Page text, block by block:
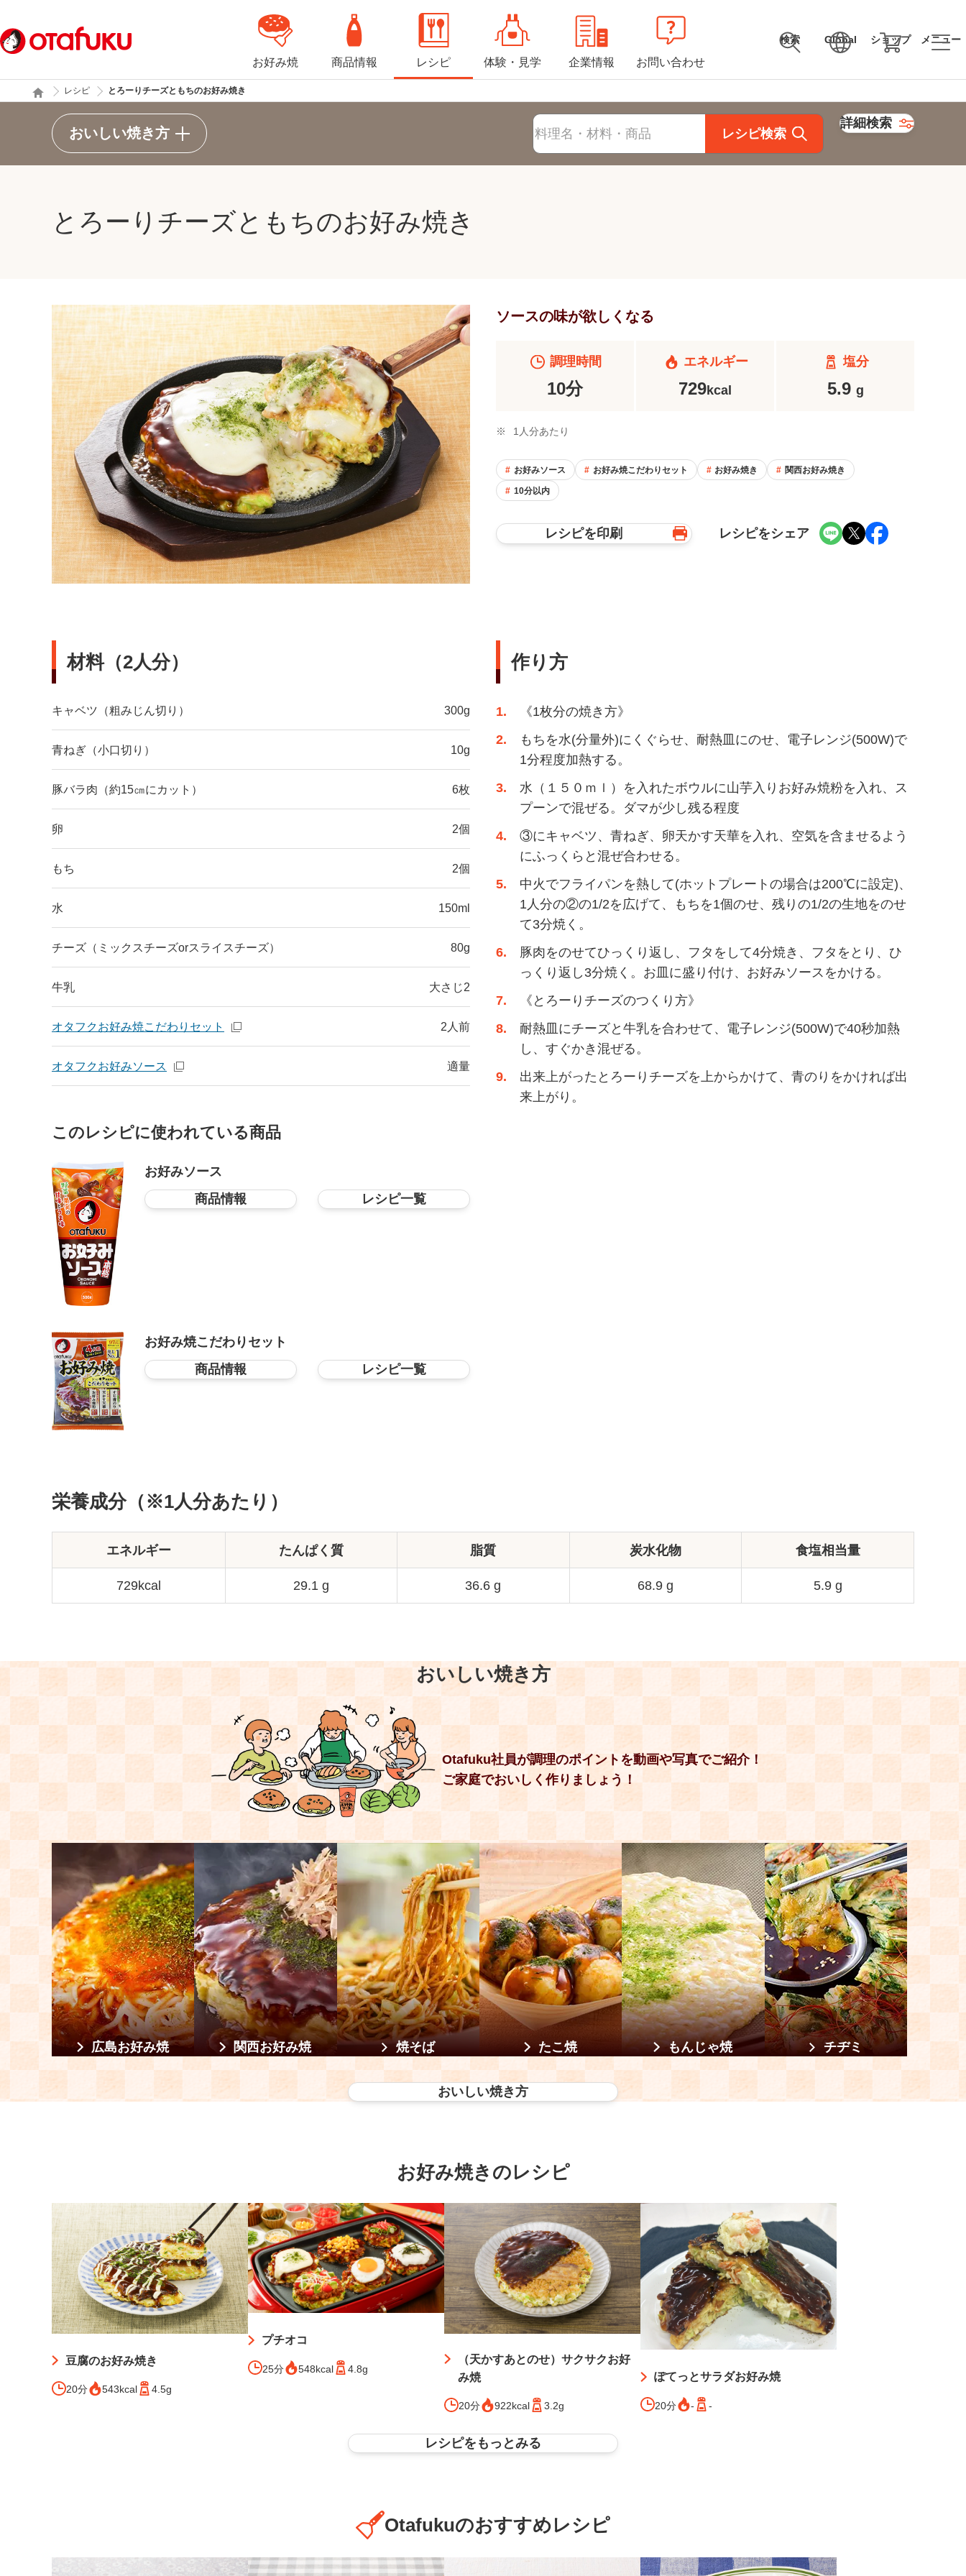
お好み焼 商品情報 レシピ 体験・見学 企業情報 お問い合わせ
検索 Global ショップ メニュー
レシピ とろーりチーズともちのお好み焼き
おいしい焼き方 レシピ検索
詳細検索
とろーりチーズともちのお好み焼き
ソースの味が欲しくなる
調理時間
10分
エネルギー
729kcal
塩分
5.9 g
※ 1人分あたり
お好みソース お好み焼こだわりセット お好み焼き 関西お好み焼き
10分以内
レシピを印刷 レシピをシェア
材料（2人分）
キャベツ（粗みじん切り） 300g
青ねぎ（小口切り） 10g
豚バラ肉（約15㎝にカット） 6枚
卵 2個
もち 2個
水 150ml
チーズ（ミックスチーズorスライスチーズ） 80g
牛乳 大さじ2
オタフクお好み焼こだわりセット 2人前
オタフクお好みソース 適量
作り方
1
《1枚分の焼き方》
2
もちを水(分量外)にくぐらせ、耐熱皿にのせ、電子レンジ(500W)で
1分程度加熱する。
3
水（１５０ｍｌ）を入れたボウルに山芋入りお好み焼粉を入れ、ス
プーンで混ぜる。ダマが少し残る程度
4
③にキャベツ、青ねぎ、卵天かす天華を入れ、空気を含ませるよう
にふっくらと混ぜ合わせる。
5
中火でフライパンを熱して(ホットプレートの場合は200℃に設定)、
1人分の②の1/2を広げて、もちを1個のせ、残りの1/2の生地をのせ
て3分焼く。
6
豚肉をのせてひっくり返し、フタをして4分焼き、フタをとり、ひ
っくり返し3分焼く。お皿に盛り付け、お好みソースをかける。
7
《とろーりチーズのつくり方》
8
耐熱皿にチーズと牛乳を合わせて、電子レンジ(500W)で40秒加熱
し、すぐかき混ぜる。
9
出来上がったとろーりチーズを上からかけて、青のりをかければ出
来上がり。
このレシピに使われている商品
お好みソース
商品情報
レシピ一覧
お好み焼こだわりセット
商品情報
レシピ一覧
栄養成分（※1人分あたり）
エネルギー
729kcal
たんぱく質
29.1 g
脂質
36.6 g
炭水化物
68.9 g
食塩相当量
5.9 g
おいしい焼き方
Otafuku社員が調理のポイントを動画や写真でご紹介！
ご家庭でおいしく作りましょう！
広島お好み焼 関西お好み焼 焼そば たこ焼 もんじゃ焼 チヂミ
おいしい焼き方
お好み焼きのレシピ
豆腐のお好み焼き
20分 543kcal 4.5g
プチオコ
25分 548kcal 4.8g
（天かすあとのせ）サクサクお好
み焼
20分 922kcal 3.2g
ぽてっとサラダお好み焼
20分 - -
レシピをもっとみる
Otafukuのおすすめレシピ